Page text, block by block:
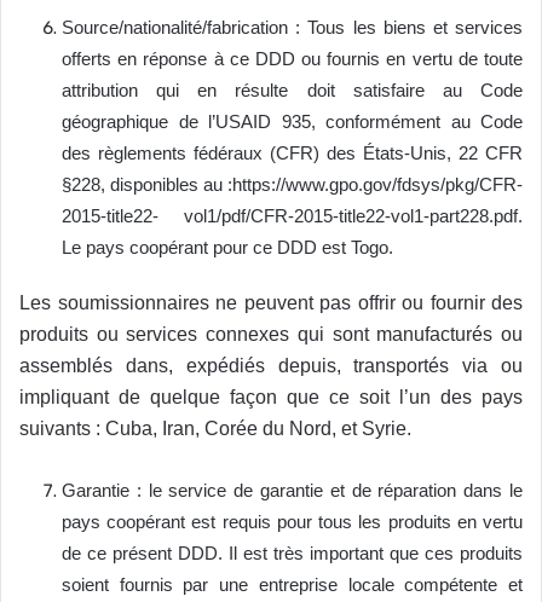
Source/nationalité/fabrication : Tous les biens et services
offerts en réponse à ce DDD ou fournis en vertu de toute
attribution qui en résulte doit satisfaire au Code
géographique de l’USAID 935, conformément au Code
des règlements fédéraux (CFR) des États-Unis, 22 CFR
§228, disponibles au :https://www.gpo.gov/fdsys/pkg/CFR-
2015-title22- vol1/pdf/CFR-2015-title22-vol1-part228.pdf.
Le pays coopérant pour ce DDD est Togo.
Les soumissionnaires ne peuvent pas offrir ou fournir des
produits ou services connexes qui sont manufacturés ou
assemblés dans, expédiés depuis, transportés via ou
impliquant de quelque façon que ce soit l’un des pays
suivants : Cuba, Iran, Corée du Nord, et Syrie.
Garantie : le service de garantie et de réparation dans le
pays coopérant est requis pour tous les produits en vertu
de ce présent DDD. Il est très important que ces produits
soient fournis par une entreprise locale compétente et